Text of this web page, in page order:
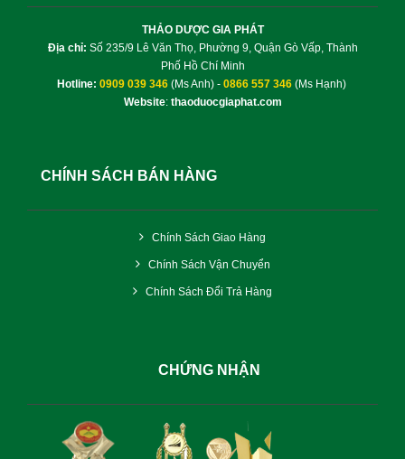
THẢO DƯỢC GIA PHÁT
Địa chỉ: Số 235/9 Lê Văn Thọ, Phường 9, Quận Gò Vấp, Thành
Phố Hồ Chí Minh
Hotline: 0909 039 346 (Ms Anh) - 0866 557 346(Ms Hạnh)
Website: thaoduocgiaphat.com
CHÍNH SÁCH BÁN HÀNG
Chính Sách Giao Hàng
Chính Sách Vận Chuyển
Chính Sách Đổi Trả Hàng
CHỨNG NHẬN